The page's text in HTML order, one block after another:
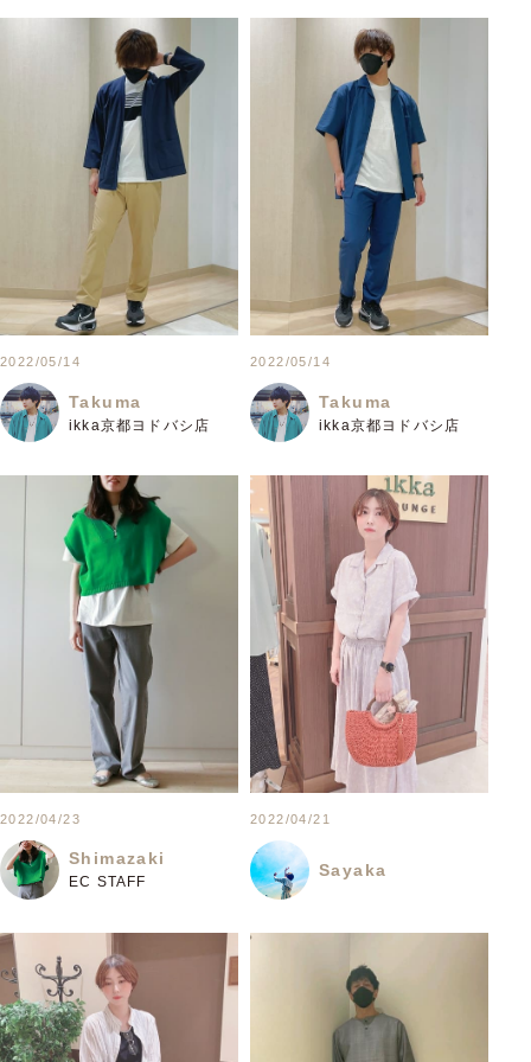
2022/05/14
Takuma
ikka京都ヨドバシ店
2022/05/14
Takuma
ikka京都ヨドバシ店
2022/04/23
Shimazaki
EC STAFF
2022/04/21
Sayaka